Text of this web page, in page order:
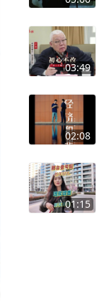
03:49
02:08
01:15